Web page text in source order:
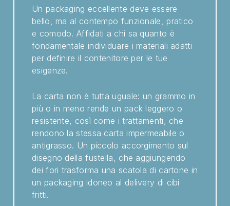
Un packaging eccellente deve essere
bello, ma al contempo funzionale, pratico
e comodo. Affidati a chi sa quanto è
fondamentale individuare i materiali adatti
per definire il contenitore per le tue
esigenze.
La carta non è tutta uguale: un grammo in
più o in meno rende un pack leggero o
resistente, così come i trattamenti, che
rendono la stessa carta impermeabile o
antigrasso. Un piccolo accorgimento sul
disegno della fustella, che aggiungendo
dei fori trasforma una scatola di cartone in
un packaging idoneo al delivery di cibi
fritti.